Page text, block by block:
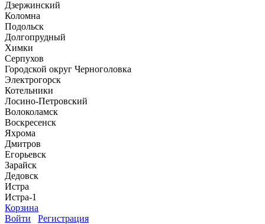
Дзержинский
Коломна
Подольск
Долгопрудный
Химки
Серпухов
Городской округ Черноголовка
Электрогорск
Котельники
Лосино-Петровский
Волоколамск
Воскресенск
Яхрома
Дмитров
Егорьевск
Зарайск
Дедовск
Истра
Истра-1
Корзина
Войти
Регистрация